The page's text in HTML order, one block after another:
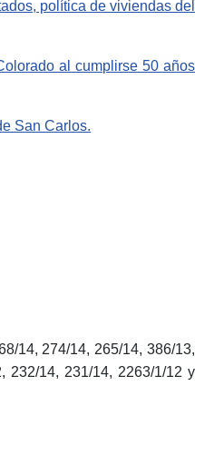
política de viviendas del
al cumplirse 50 años
San Carlos.
14, 274/14, 265/14, 386/13,
232/14, 231/14, 2263/1/12 y